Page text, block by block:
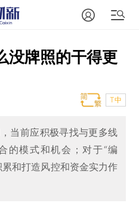
没牌照的干得更
T中
当前应积极寻找与更多线
的模式和机会；对于“编
和打造风控和资金实力作